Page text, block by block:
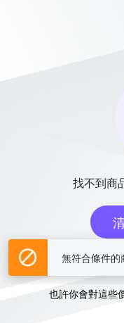
找不到商
也許你會對這些
無符合條件的